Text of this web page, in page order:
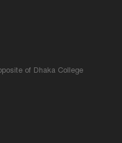
of Dhaka College